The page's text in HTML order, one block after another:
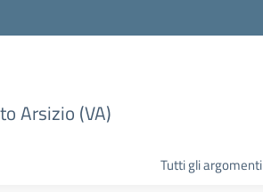
Arsizio (VA)
Tutti gli argomenti